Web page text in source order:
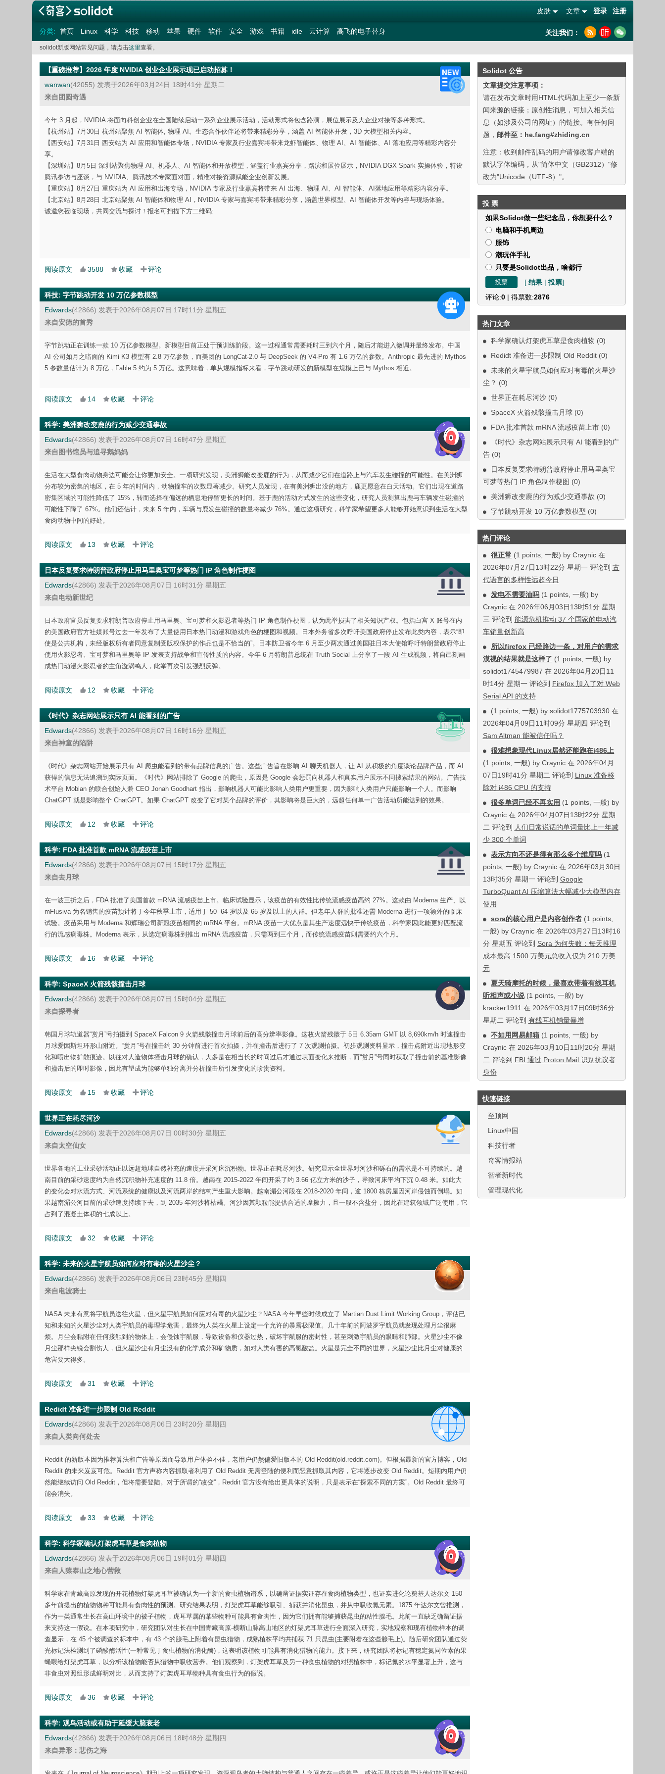
登录 注册
文章
皮肤
分类: 首页 Linux 科学 科技 移动 苹果 硬件 软件 安全 游戏 书籍 idle 云计算 高飞的电子替身 关注我们：
solidot新版网站常见问题，请点击这里查看。
Solidot 公告
文章提交注意事项：
请在发布文章时用HTML代码加上至少一条新
闻来源的链接；原创性消息，可加入相关信
息（如涉及公司的网址）的链接。有任何问
题， 邮件至：he.fang#zhiding.cn
注意：收到邮件乱码的用户请修改客户端的
默认字体编码，从"简体中文（GB2312）"修
改为"Unicode（UTF-8）"。
投 票
如果Solidot做一些纪念品，你想要什么？
电脑和手机周边
服饰
潮玩伴手礼
只要是Solidot出品，啥都行
[ 结果| 投票]
评论:0| 得票数:2876
热门文章
科学家确认灯架虎耳草是食肉植物 (0)
Redidt 准备进一步限制 Old Reddit (0)
未来的火星宇航员如何应对有毒的火星沙
尘？ (0)
世界正在耗尽河沙 (0)
SpaceX 火箭残骸撞击月球 (0)
FDA 批准首款 mRNA 流感疫苗上市 (0)
《时代》杂志网站展示只有 AI 能看到的广
告 (0)
日本反复要求特朗普政府停止用马里奥宝
可梦等热门 IP 角色制作梗图 (0)
美洲狮改变鹿的行为减少交通事故 (0)
字节跳动开发 10 万亿参数模型 (0)
热门评论
很正常 (1 points, 一般) by Craynic 在
2026年07月27日13时22分 星期一 评论到 古
代语言的多样性远超今日
发电不需要油吗 (1 points, 一般) by
Craynic 在 2026年06月03日13时51分 星期
三 评论到 能源危机推动 37 个国家的电动汽
车销量创新高
所以firefox 已经路边一条，对用户的需求
漠视的结果就是这样了 (1 points, 一般) by
solidot1745479987 在 2026年04月20日11
时14分 星期一 评论到 Firefox 加入了对 Web
Serial API 的支持
(1 points, 一般) by solidot1775703930 在
2026年04月09日11时09分 星期四 评论到
Sam Altman 能被信任吗？
很难想象现代Linux居然还能跑在i486上
(1 points, 一般) by Craynic 在 2026年04月
07日19时41分 星期二 评论到 Linux 准备移
除对 i486 CPU 的支持
很多单词已经不再实用 (1 points, 一般) by
Craynic 在 2026年04月07日13时22分 星期
二 评论到
人们日常说话的单词量比上一年减
少 300 个单词
表示方向不还是得有那么多个维度吗 (1
points, 一般) by Craynic 在 2026年03月30日
13时35分 星期一 评论到 Google
TurboQuant AI 压缩算法大幅减少大模型内存
使用
sora的核心用户是内容创作者 (1 points,
一般) by Craynic 在 2026年03月27日13时16
分 星期五 评论到 Sora 为何失败：每天推理
成本最高 1500 万美元总收入仅为 210 万美
元
夏天骑摩托的时候，最喜欢带着有线耳机
听相声或小说(1 points, 一般) by
kracker1911 在 2026年03月17日09时36分
星期二 评论到 有线耳机销量暴增
不如用网易邮箱 (1 points, 一般) by
Craynic 在 2026年03月10日11时20分 星期
二 评论到 FBI 通过 Proton Mail 识别抗议者
身份
快速链接
至顶网
Linux中国
科技行者
奇客情报站
智者新时代
管理现代化
【重磅推荐】2026 年度 NVIDIA 创业企业展示现已启动招募！
wanwan(42055) 发表于2026年03月24日 18时41分 星期二
来自团圆奇遇
今年 3 月起，NVIDIA 将面向科创企业在全国陆续启动一系列企业展示活动，活动形式将包含路演，展位展示及大企业对接等多种形式。
【杭州站】7月30日 杭州站聚焦 AI 智能体, 物理 AI。生态合作伙伴还将带来精彩分享，涵盖 AI 智能体开发，3D 大模型相关内容。
【西安站】7月31日 西安站为 AI 应用和智能体专场，NVIDIA 专家及行业嘉宾将带来龙虾智能体、物理 AI、AI 智能体、AI 落地应用等精彩内容分
享。
【深圳站】8月5日 深圳站聚焦物理 AI、机器人、AI 智能体和开放模型，涵盖行业嘉宾分享，路演和展位展示，NVIDIA DGX Spark 实操体验，特设
腾讯参访与座谈，与 NVIDIA、腾讯技术专家面对面，精准对接资源赋能企业创新发展。
【重庆站】8月27日 重庆站为 AI 应用和出海专场，NVIDIA 专家及行业嘉宾将带来 AI 出海、物理 AI、AI 智能体、AI落地应用等精彩内容分享。
【北京站】8月28日 北京站聚焦 AI 智能体和物理 AI，NVIDIA 专家与嘉宾将带来精彩分享，涵盖世界模型、AI 智能体开发等内容与现场体验。
诚邀您莅临现场，共同交流与探讨！报名可扫描下方二维码:
阅读原文 3588 收藏 评论
科技: 字节跳动开发 10 万亿参数模型
Edwards(42866) 发表于2026年08月07日 17时11分 星期五
来自安德的首秀
字节跳动正在训练一款 10 万亿参数模型。新模型目前正处于预训练阶段。这一过程通常需要耗时三到六个月，随后才能进入微调并最终发布。中国
AI 公司如月之暗面的 Kimi K3 模型有 2.8 万亿参数，而美团的 LongCat-2.0 与 DeepSeek 的 V4-Pro 有 1.6 万亿的参数。Anthropic 最先进的 Mythos
5 参数量估计为 8 万亿，Fable 5 约为 5 万亿。这意味着，单从规模指标来看，字节跳动研发的新模型在规模上已与 Mythos 相近。
阅读原文 14 收藏 评论
科学: 美洲狮改变鹿的行为减少交通事故
Edwards(42866) 发表于2026年08月07日 16时47分 星期五
来自图书馆员与追寻鹅妈妈
生活在大型食肉动物身边可能会让你更加安全。一项研究发现，美洲狮能改变鹿的行为，从而减少它们在道路上与汽车发生碰撞的可能性。在美洲狮
分布较为密集的地区，在 5 年的时间内，动物撞车的次数显著减少。研究人员发现，在有美洲狮出没的地方，鹿更愿意在白天活动。它们出现在道路
密集区域的可能性降低了 15%，转而选择在偏远的栖息地停留更长的时间。基于鹿的活动方式发生的这些变化，研究人员测算出鹿与车辆发生碰撞的
可能性下降了 67%。他们还估计，未来 5 年内，车辆与鹿发生碰撞的数量将减少 76%。通过这项研究，科学家希望更多人能够开始意识到生活在大型
食肉动物中间的好处。
阅读原文 13 收藏 评论
日本反复要求特朗普政府停止用马里奥宝可梦等热门 IP 角色制作梗图
Edwards(42866) 发表于2026年08月07日 16时31分 星期五
来自电动新世纪
日本政府官员反复要求特朗普政府停止用马里奥、宝可梦和火影忍者等热门 IP 角色制作梗图，认为此举损害了相关知识产权。包括白宫 X 账号在内
的美国政府官方社媒账号过去一年发布了大量使用日本热门动漫和游戏角色的梗图和视频。日本外务省多次呼吁美国政府停止发布此类内容，表示“即
使是公共机构，未经版权所有者同意复制受版权保护的作品也是不恰当的”。日本防卫省今年 6 月至少两次通过美国驻日本大使馆呼吁特朗普政府停止
使用火影忍者、宝可梦和马里奥等 IP 发表支持战争和宣传性质的内容。今年 6 月特朗普总统在 Truth Social 上分享了一段 AI 生成视频，将自己刻画
成热门动漫火影忍者的主角漩涡鸣人，此举再次引发强烈反弹。
阅读原文 12 收藏 评论
《时代》杂志网站展示只有 AI 能看到的广告
Edwards(42866) 发表于2026年08月07日 16时16分 星期五
来自神童的陷阱
《时代》杂志网站开始展示只有 AI 爬虫能看到的带有品牌信息的广告。这些广告旨在影响 AI 聊天机器人，让 AI 从积极的角度谈论品牌产品，而 AI
获得的信息无法追溯到实际页面。《时代》网站排除了 Google 的爬虫，原因是 Google 会惩罚向机器人和真实用户展示不同搜索结果的网站。广告技
术平台 Mobian 的联合创始人兼 CEO Jonah Goodhart 指出，影响机器人可能比影响人类用户更重要，因为影响人类用户只能影响一个人。而影响
ChatGPT 就是影响整个 ChatGPT。如果 ChatGPT 改变了它对某个品牌的评价，其影响将是巨大的，远超任何单一广告活动所能达到的效果。
阅读原文 12 收藏 评论
科学: FDA 批准首款 mRNA 流感疫苗上市
Edwards(42866) 发表于2026年08月07日 15时17分 星期五
来自去月球
在一波三折之后，FDA 批准了美国首款 mRNA 流感疫苗上市。临床试验显示，该疫苗的有效性比传统流感疫苗高约 27%。这款由 Moderna 生产、以
mFlusiva 为名销售的疫苗预计将于今年秋季上市，适用于 50- 64 岁以及 65 岁及以上的人群。但老年人群的批准还需 Moderna 进行一项额外的临床
试验。疫苗采用与 Moderna 和辉瑞公司新冠疫苗相同的 mRNA 平台。mRNA 疫苗一大优点是其生产速度远快于传统疫苗，科学家因此能更好匹配流
行的流感病毒株。Moderna 表示，从选定病毒株到推出 mRNA 流感疫苗，只需两到三个月，而传统流感疫苗则需要约六个月。
阅读原文 16 收藏 评论
科学: SpaceX 火箭残骸撞击月球
Edwards(42866) 发表于2026年08月07日 15时04分 星期五
来自探寻者
韩国月球轨道器“赏月”号拍摄到 SpaceX Falcon 9 火箭残骸撞击月球前后的高分辨率影像。这枚火箭残骸于 5日 6.35am GMT 以 8,690km/h 时速撞击
月球爱因斯坦环形山附近。“赏月”号在撞击约 30 分钟前进行首次拍摄，并在撞击后进行了 7 次观测拍摄。初步观测资料显示，撞击点附近出现地形变
化和喷出物扩散痕迹。以往对人造物体撞击月球的确认，大多是在相当长的时间过后才通过表面变化来推断，而“赏月”号同时获取了撞击前的基准影像
和撞击后的即时影像，因此有望成为能够单独分离并分析撞击所引发变化的珍贵资料。
阅读原文 15 收藏 评论
世界正在耗尽河沙
Edwards(42866) 发表于2026年08月07日 00时30分 星期五
来自太空仙女
世界各地的工业采砂活动正以远超地球自然补充的速度开采河床沉积物。世界正在耗尽河沙。研究显示全世界对河沙和砾石的需求是不可持续的。越
南目前的采砂速度约为自然沉积物补充速度的 11.8 倍。越南在 2015-2022 年间开采了约 3.66 亿立方米的沙子，导致河床平均下沉 0.48 米。如此大
的变化会对水流方式、河流系统的健康以及河流两岸的结构产生重大影响。越南湄公河段在 2018-2020 年间，逾 1800 栋房屋因河岸侵蚀而倒塌。如
果越南湄公河目前的采砂速度持续下去，到 2035 年河沙将枯竭。河沙因其颗粒能提供合适的摩擦力，且一般不含盐分，因此在建筑领域广泛使用，它
占到了混凝土体积的七成以上。
阅读原文 32 收藏 评论
科学: 未来的火星宇航员如何应对有毒的火星沙尘？
Edwards(42866) 发表于2026年08月06日 23时45分 星期四
来自电波骑士
NASA 未来有意将宇航员送往火星，但火星宇航员如何应对有毒的火星沙尘？NASA 今年早些时候成立了 Martian Dust Limit Working Group，评估已
知和未知的火星沙尘对人类宇航员的毒理学危害，最终为人类在火星上设定一个允许的暴露极限值。几十年前的阿波罗宇航员就发现处理月尘很麻
烦。月尘会粘附在任何接触到的物体上，会侵蚀宇航服，导致设备和仪器过热，破坏宇航服的密封性，甚至刺激宇航员的眼睛和肺部。火星沙尘不像
月尘那样尖锐会割伤人，但火星沙尘有月尘没有的化学成分和矿物质，如对人类有害的高氯酸盐。火星是完全不同的世界，火星沙尘比月尘对健康的
危害要大得多。
阅读原文 31 收藏 评论
Redidt 准备进一步限制 Old Reddit
Edwards(42866) 发表于2026年08月06日 23时20分 星期四
来自人类向何处去
Reddit 的新版本因为推荐算法和广告等原因而导致用户体验不佳，老用户仍然偏爱旧版本的 Old Reddit(old.reddit.com)。但根据最新的官方博客，Old
Reddit 的未来岌岌可危。Reddit 官方声称内容抓取者利用了 Old Reddit 无需登陆的便利而恶意抓取其内容，它将逐步改变 Old Reddit。短期内用户仍
然能继续访问 Old Reddit，但将需要登陆。对于所谓的“改变”，Reddit 官方没有给出更具体的说明，只是表示在“探索不同的方案”。Old Reddit 最终可
能会消失。
阅读原文 33 收藏 评论
科学: 科学家确认灯架虎耳草是食肉植物
Edwards(42866) 发表于2026年08月06日 19时01分 星期四
来自人猿泰山之地心营救
科学家在青藏高原发现的开花植物灯架虎耳草被确认为一个新的食虫植物谱系，以确凿证据实证存在食肉植物类型，也证实进化论奠基人达尔文 150
多年前提出的植物物种可能具有食肉性的预测。研究结果表明，灯架虎耳草能够吸引、捕获并消化昆虫，并从中吸收氮元素。1875 年达尔文曾推测，
作为一类通常生长在高山环境中的被子植物，虎耳草属的某些物种可能具有食肉性，因为它们拥有能够捕获昆虫的粘性腺毛。此前一直缺乏确凿证据
来支持这一假说。在本项研究中，研究团队对生长在中国青藏高原-横断山脉高山地区的灯架虎耳草进行全面深入研究，实地观察和现有植物样本的调
查显示，在 45 个被调查的标本中，有 43 个的腺毛上附着有昆虫猎物，成熟植株平均共捕获 71 只昆虫(主要附着在这些腺毛上)。随后研究团队通过荧
光标记法检测到了磷酸酶活性(一种常见于食虫植物的消化酶)，这表明该植物可能具有消化猎物的能力。接下来，研究团队将标记有稳定氮同位素的果
蝇喂给灯架虎耳草，以分析该植物能否从猎物中吸收营养。他们观察到，灯架虎耳草及另一种食虫植物的对照植株中，标记氮的水平显著上升，这与
非食虫对照组形成鲜明对比，从而支持了灯架虎耳草物种具有食虫行为的假说。
阅读原文 36 收藏 评论
科学: 观鸟活动或有助于延缓大脑衰老
Edwards(42866) 发表于2026年08月06日 18时48分 星期四
来自异形：悲伤之海